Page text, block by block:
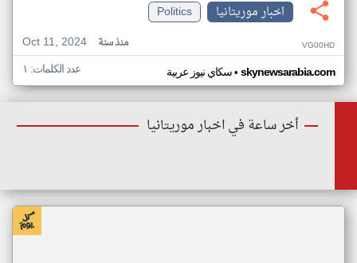
اخبار موريتانيا
Politics
Oct 11, 2024
منذ سنة VG00HD
سكاي نيوز عربية• skynewsarabia.com عدد الكلمات: ١
أخر ساعة في اخبار موريتانيا